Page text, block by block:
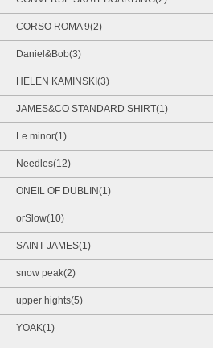
CORSO ROMA 9(2)
Daniel&Bob(3)
HELEN KAMINSKI(3)
JAMES&CO STANDARD SHIRT(1)
Le minor(1)
Needles(12)
ONEIL OF DUBLIN(1)
orSlow(10)
SAINT JAMES(1)
snow peak(2)
upper hights(5)
YOAK(1)